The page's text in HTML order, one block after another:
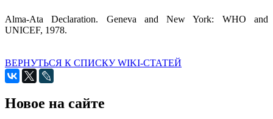
Alma-Ata Declaration. Geneva and New York: WHO and
UNICEF, 1978.
ВЕРНУТЬСЯ К СПИСКУ WIKI-СТАТЕЙ
Новое на сайте